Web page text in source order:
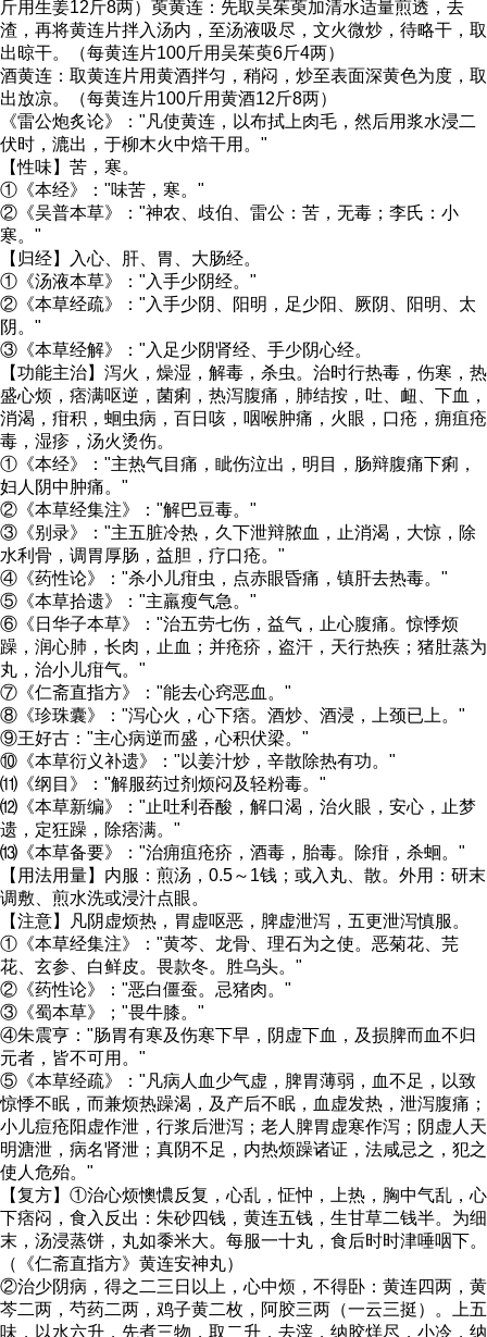
斤用生姜12斤8两）萸黄连：先取吴茱萸加清水适量煎透，去
渣，再将黄连片拌入汤内，至汤液吸尽，文火微炒，待略干，取
出晾干。（每黄连片100斤用吴茱萸6斤4两）
酒黄连：取黄连片用黄酒拌匀，稍闷，炒至表面深黄色为度，取
出放凉。（每黄连片100斤用黄酒12斤8两）
《雷公炮炙论》："凡使黄连，以布拭上肉毛，然后用浆水浸二
伏时，漉出，于柳木火中焙干用。"
【性味】苦，寒。
①《本经》："味苦，寒。"
②《吴普本草》："神农、歧伯、雷公：苦，无毒；李氏：小
寒。"
【归经】入心、肝、胃、大肠经。
①《汤液本草》："入手少阴经。"
②《本草经疏》："入手少阴、阳明，足少阳、厥阴、阳明、太
阴。"
③《本草经解》："入足少阴肾经、手少阴心经。
【功能主治】泻火，燥湿，解毒，杀虫。治时行热毒，伤寒，热
盛心烦，痞满呕逆，菌痢，热泻腹痛，肺结按，吐、衄、下血，
消渴，疳积，蛔虫病，百日咳，咽喉肿痛，火眼，口疮，痈疽疮
毒，湿疹，汤火烫伤。
①《本经》："主热气目痛，眦伤泣出，明目，肠辩腹痛下痢，
妇人阴中肿痛。"
②《本草经集注》："解巴豆毒。"
③《别录》："主五脏冷热，久下泄辩脓血，止消渴，大惊，除
水利骨，调胃厚肠，益胆，疗口疮。"
④《药性论》："杀小儿疳虫，点赤眼昏痛，镇肝去热毒。"
⑤《本草拾遗》："主羸瘦气急。"
⑥《日华子本草》："治五劳七伤，益气，止心腹痛。惊悸烦
躁，润心肺，长肉，止血；并疮疥，盗汗，天行热疾；猪肚蒸为
丸，治小儿疳气。"
⑦《仁斋直指方》："能去心窍恶血。"
⑧《珍珠囊》："泻心火，心下痞。酒炒、酒浸，上颈已上。"
⑨王好古："主心病逆而盛，心积伏梁。"
⑩《本草衍义补遗》："以姜汁炒，辛散除热有功。"
⑾《纲目》："解服药过剂烦闷及轻粉毒。"
⑿《本草新编》："止吐利吞酸，解口渴，治火眼，安心，止梦
遗，定狂躁，除痞满。"
⒀《本草备要》："治痈疽疮疥，酒毒，胎毒。除疳，杀蛔。"
【用法用量】内服：煎汤，0.5～1钱；或入丸、散。外用：研末
调敷、煎水洗或浸汁点眼。
【注意】凡阴虚烦热，胃虚呕恶，脾虚泄泻，五更泄泻慎服。
①《本草经集注》："黄芩、龙骨、理石为之使。恶菊花、芫
花、玄参、白鲜皮。畏款冬。胜乌头。"
②《药性论》："恶白僵蚕。忌猪肉。"
③《蜀本草》；"畏牛膝。"
④朱震亨："肠胃有寒及伤寒下早，阴虚下血，及损脾而血不归
元者，皆不可用。"
⑤《本草经疏》："凡病人血少气虚，脾胃薄弱，血不足，以致
惊悸不眠，而兼烦热躁渴，及产后不眠，血虚发热，泄泻腹痛；
小儿痘疮阳虚作泄，行浆后泄泻；老人脾胃虚寒作泻；阴虚人天
明溏泄，病名肾泄；真阴不足，内热烦躁诸证，法咸忌之，犯之
使人危殆。"
【复方】①治心烦懊憹反复，心乱，怔忡，上热，胸中气乱，心
下痞闷，食入反出：朱砂四钱，黄连五钱，生甘草二钱半。为细
末，汤浸蒸饼，丸如黍米大。每服一十丸，食后时时津唾咽下。
（《仁斋直指方》黄连安神丸）
②治少阴病，得之二三日以上，心中烦，不得卧：黄连四两，黄
芩二两，芍药二两，鸡子黄二枚，阿胶三两（一云三挺）。上五
味，以水六升，先煮三物，取二升，去滓，纳胶烊尽，小冷，纳